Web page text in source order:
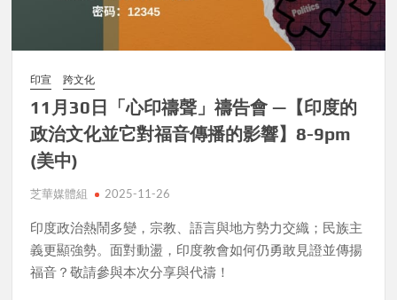
印宣 跨文化
11月30日「心印禱聲」禱告會 —【印度的
政治文化並它對福音傳播的影響】8-9pm
(美中)
芝華媒體組 2025-11-26
印度政治熱鬧多變，宗教、語言與地方勢力交織；民族主
義更顯強勢。面對動盪，印度教會如何仍勇敢見證並傳揚
福音？敬請參與本次分享與代禱！